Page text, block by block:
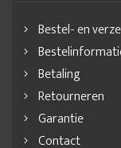
Bestel- en
Betaling
Retourneren
Garantie
Contact